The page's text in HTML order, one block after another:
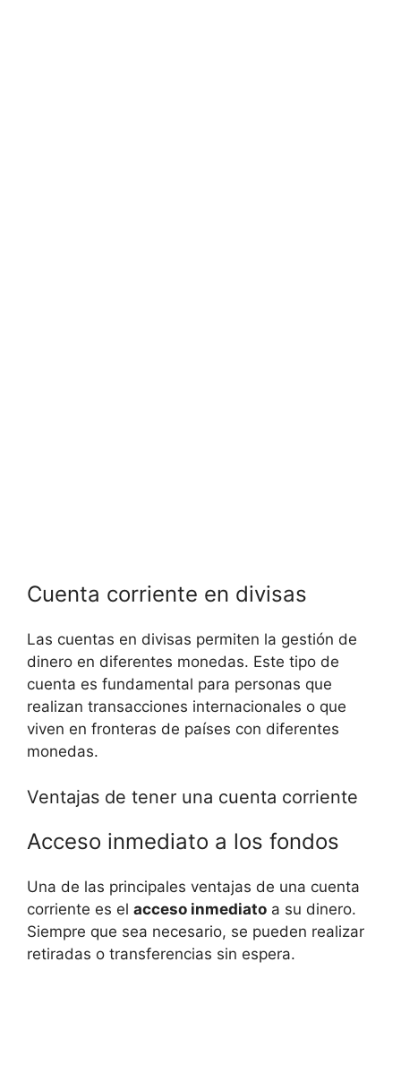
Cuenta corriente en divisas
Las cuentas en divisas permiten la gestión de
dinero en diferentes monedas. Este tipo de
cuenta es fundamental para personas que
realizan transacciones internacionales o que
viven en fronteras de países con diferentes
monedas.
Ventajas de tener una cuenta corriente
Acceso inmediato a los fondos
Una de las principales ventajas de una cuenta
corriente es el acceso inmediato a su dinero.
Siempre que sea necesario, se pueden realizar
retiradas o transferencias sin espera.